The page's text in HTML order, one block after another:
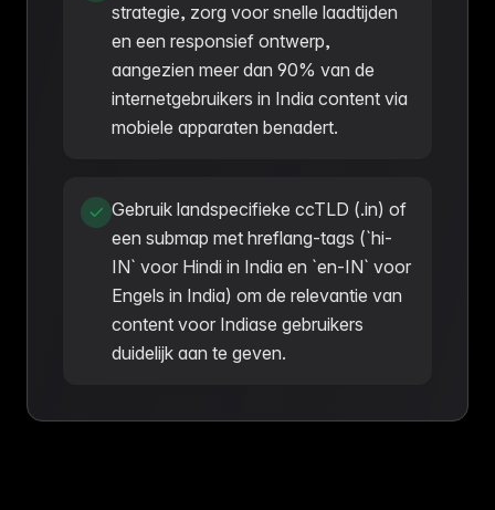
strategie, zorg voor snelle laadtijden
en een responsief ontwerp,
aangezien meer dan 90% van de
internetgebruikers in India content via
mobiele apparaten benadert.
Gebruik landspecifieke ccTLD (.in) of
een submap met hreflang-tags (`hi-
IN` voor Hindi in India en `en-IN` voor
Engels in India) om de relevantie van
content voor Indiase gebruikers
duidelijk aan te geven.